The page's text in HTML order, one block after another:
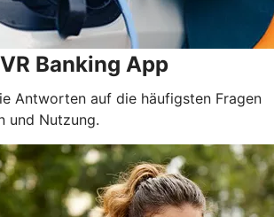
Banking App
Antworten auf die häufigsten Fragen
und Nutzung.